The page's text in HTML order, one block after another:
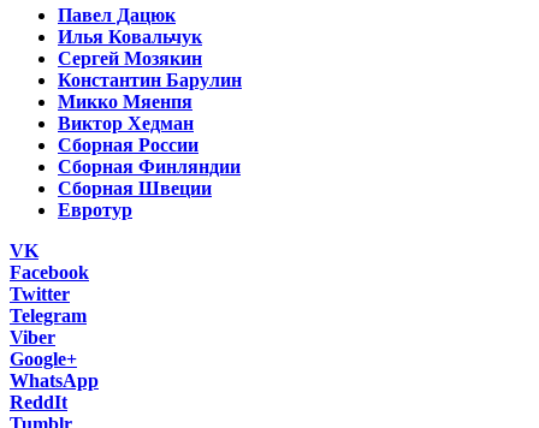
Павел Дацюк
Илья Ковальчук
Сергей Мозякин
Константин Барулин
Микко Мяенпя
Виктор Хедман
Сборная России
Сборная Финляндии
Сборная Швеции
Евротур
VK
Facebook
Twitter
Telegram
Viber
Google+
WhatsApp
ReddIt
Tumblr